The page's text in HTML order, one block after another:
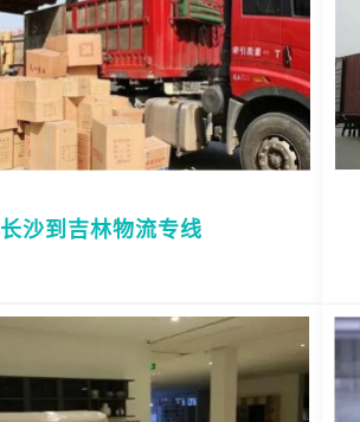
长沙到吉林物流专线